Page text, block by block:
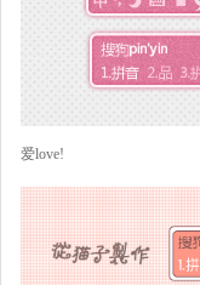
爱love!